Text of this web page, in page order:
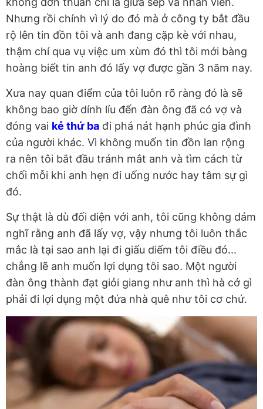
Nhưng rồi chính vì lý do đó mà ở công ty bắt đầu
rộ lên tin đồn tôi và anh đang cặp kè với nhau,
thậm chí qua vụ việc um xùm đó thì tôi mới bàng
hoàng biết tin anh đó lấy vợ được gần 3 năm nay.
Xưa nay quan điểm của tôi luôn rõ ràng đó là sẽ
không bao giờ dính líu đến đàn ông đã có vợ và
đóng vai kẻ thứ ba đi phá nát hạnh phúc gia đình
của người khác. Vì không muốn tin đồn lan rộng
ra nên tôi bắt đầu tránh mắt anh và tìm cách từ
chối mỗi khi anh hẹn đi uống nước hay tâm sự gì
đó.
Sự thật là dù đối diện với anh, tôi cũng không dám
nghĩ rằng anh đã lấy vợ, vậy nhưng tôi luôn thắc
mắc là tại sao anh lại đi giấu diếm tôi điều đó...
chẳng lẽ anh muốn lợi dụng tôi sao. Một người
đàn ông thành đạt giỏi giang như anh thì hà cớ gì
phải đi lợi dụng một đứa nhà quê như tôi cơ chứ.